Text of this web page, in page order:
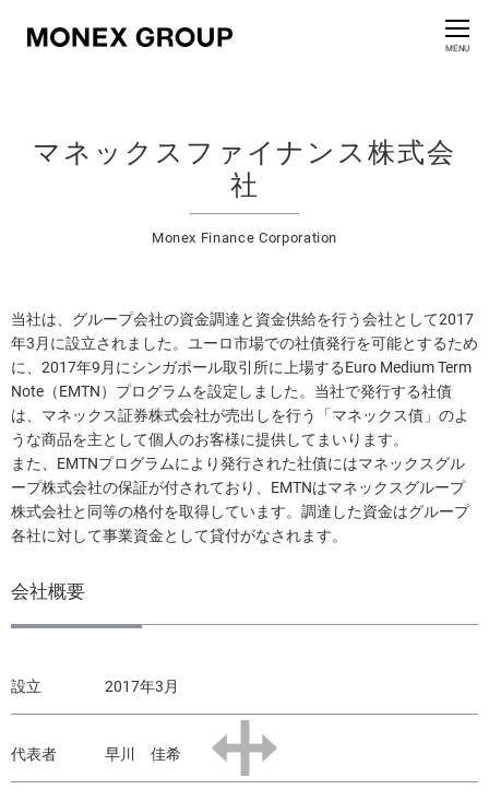
CLOSE
MENU
マネックスファイナンス株式会
社
Monex Finance Corporation
当社は、グループ会社の資金調達と資金供給を行う会社として2017
年3月に設立されました。ユーロ市場での社債発行を可能とするため
に、2017年9月にシンガポール取引所に上場するEuro Medium Term
Note（EMTN）プログラムを設定しました。当社で発行する社債
は、マネックス証券株式会社が売出しを行う「マネックス債」のよ
うな商品を主として個人のお客様に提供してまいります。
また、EMTNプログラムにより発行された社債にはマネックスグル
ープ株式会社の保証が付されており、EMTNはマネックスグループ
株式会社と同等の格付を取得しています。調達した資金はグループ
各社に対して事業資金として貸付がなされます。
会社概要
設立 2017年3月
代表者 早川 佳希
グループ情報
サステナビリティ情報
イノベーション
採用情報
お問い合わせ